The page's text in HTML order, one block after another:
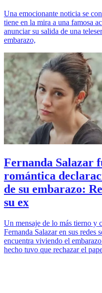
Una emocionante noticia se
tiene en la mira a una famosa
anunciar su salida de una
embarazo,
Fernanda Salazar
romántica
de su embarazo:
su ex
Un mensaje de lo más tierno y
Fernanda Salazar en sus redes
encuentra viviendo el
hecho tuvo que rechazar el